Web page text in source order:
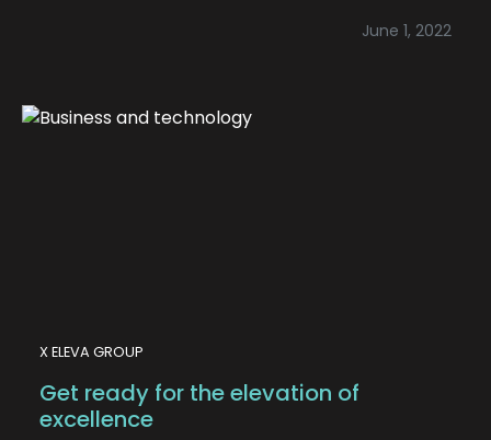
June 1, 2022
X ELEVA GROUP
Get ready for the elevation of
excellence